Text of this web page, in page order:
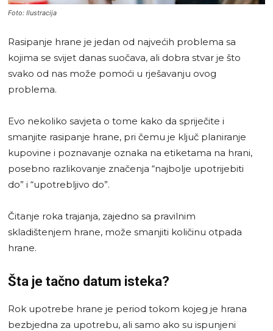
Foto: Ilustracija
Rasipanje hrane je jedan od najvećih problema sa
kojima se svijet danas suočava, ali dobra stvar je što
svako od nas može pomoći u rješavanju ovog
problema.
Evo nekoliko savjeta o tome kako da spriječite i
smanjite rasipanje hrane, pri čemu je ključ planiranje
kupovine i poznavanje oznaka na etiketama na hrani,
posebno razlikovanje značenja “najbolje upotrijebiti
do” i “upotrebljivo do”.
Čitanje roka trajanja, zajedno sa pravilnim
skladištenjem hrane, može smanjiti količinu otpada
hrane.
Šta je tačno datum isteka?
Rok upotrebe hrane je period tokom kojeg je hrana
bezbjedna za upotrebu, ali samo ako su ispunjeni